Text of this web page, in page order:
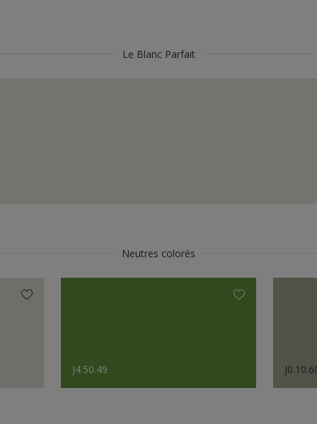
Le Blanc Parfait
Neutres colorés
J4.50.49